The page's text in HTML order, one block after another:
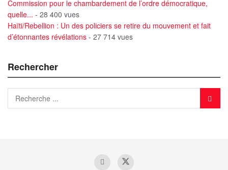
Commission pour le chambardement de l’ordre démocratique,
quelle... - 28 400 vues
Haïti/Rebellion : Un des policiers se retire du mouvement et fait
d’étonnantes révélations - 27 714 vues
Rechercher